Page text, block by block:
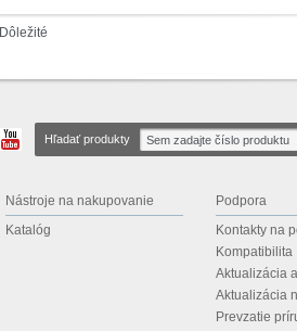
Dôležité
Hľadať produkty
Nástroje na nakupovanie
Katalóg
Podpora
Kontakty na
Kompatibilita
Aktualizácia
Aktualizácia
Prevzatie